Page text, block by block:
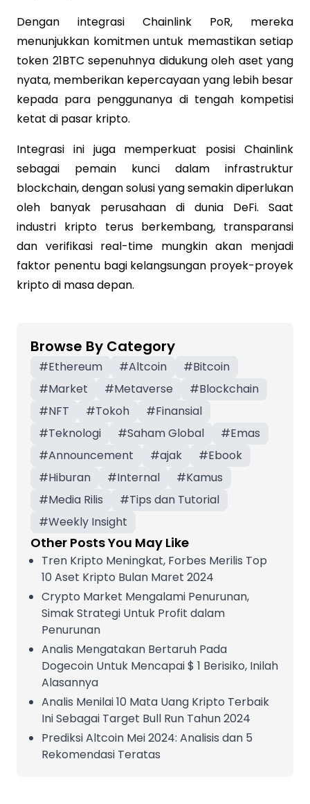
Dengan integrasi Chainlink PoR, mereka
menunjukkan komitmen untuk memastikan setiap
token 21BTC sepenuhnya didukung oleh aset yang
nyata, memberikan kepercayaan yang lebih besar
kepada para penggunanya di tengah kompetisi
ketat di pasar kripto.
Integrasi ini juga memperkuat posisi Chainlink
sebagai pemain kunci dalam infrastruktur
blockchain, dengan solusi yang semakin diperlukan
oleh banyak perusahaan di dunia DeFi. Saat
industri kripto terus berkembang, transparansi
dan verifikasi real-time mungkin akan menjadi
faktor penentu bagi kelangsungan proyek-proyek
kripto di masa depan.
Browse By Category
#Ethereum #Altcoin #Bitcoin
#Market #Metaverse #Blockchain
#NFT #Tokoh #Finansial
#Teknologi #Saham Global #Emas
#Announcement #ajak #Ebook
#Hiburan #Internal #Kamus
#Media Rilis #Tips dan Tutorial
#Weekly Insight
Other Posts You May Like
Tren Kripto Meningkat, Forbes Merilis Top
10 Aset Kripto Bulan Maret 2024
Crypto Market Mengalami Penurunan,
Simak Strategi Untuk Profit dalam
Penurunan
Analis Mengatakan Bertaruh Pada
Dogecoin Untuk Mencapai $ 1 Berisiko, Inilah
Alasannya
Analis Menilai 10 Mata Uang Kripto Terbaik
Ini Sebagai Target Bull Run Tahun 2024
Prediksi Altcoin Mei 2024: Analisis dan 5
Rekomendasi Teratas